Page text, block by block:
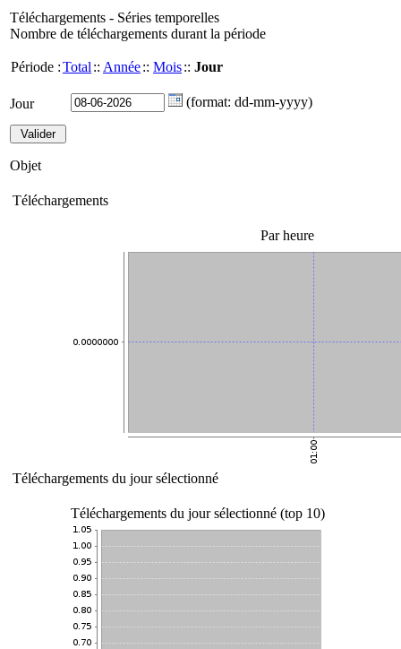
Téléchargements - Séries temporelles
Nombre de téléchargements durant la période
Période :Total :: Année:: Mois:: Jour
Jour (format: dd-mm-yyyy)
Objet
Téléchargements
Par heure
Téléchargements du jour sélectionné
Téléchargements du jour sélectionné (top 10)